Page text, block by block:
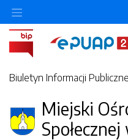
Biuletyn Informacji
Miejski